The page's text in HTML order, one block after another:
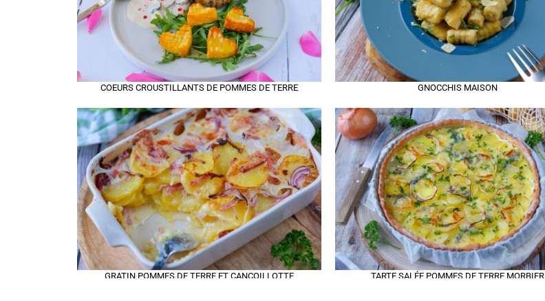
COEURS CROUSTILLANTS DE POMMES DE TERRE GNOCCHIS MAISON
GRATIN POMMES DE TERRE ET CANCOILLOTTE TARTE SALÉE POMMES DE TERRE MORBIER